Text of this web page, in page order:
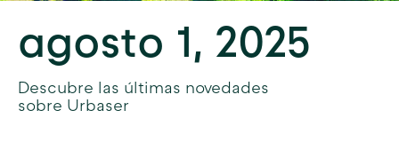
agosto 1, 2025
Descubre las últimas novedades
sobre Urbaser